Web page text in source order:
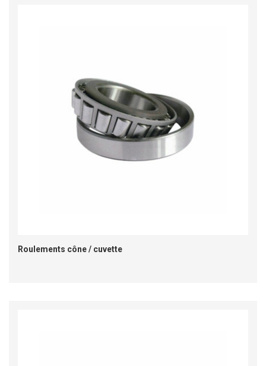
Roulements cône / cuvette